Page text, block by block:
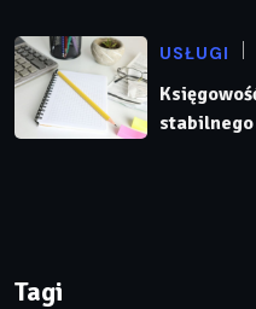
USŁUGI
Tagi